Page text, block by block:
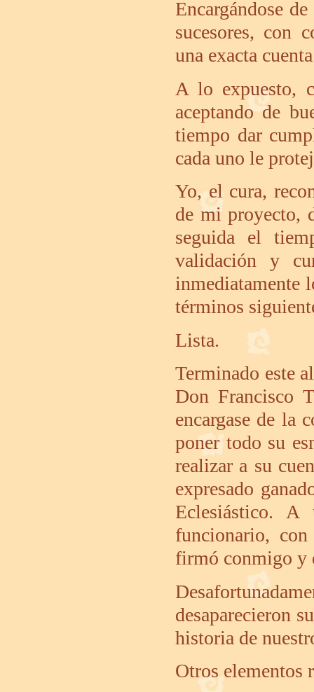
Encargándose
sucesores, con
una exacta
A lo expuesto,
aceptando de
tiempo dar
cada uno le
Yo, el cura,
de mi proyecto,
seguida el
validación y
inmediatamente
términos
Lista.
Terminado este
Don Francisco
encargase de la
poner todo su
realizar a su
expresado
Eclesiástico.
funcionario,
firmó conmigo y
desaparecieron
historia de
Otros elementos